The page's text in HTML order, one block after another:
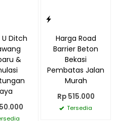
U Ditch
&
Harga Road
Barrier Beton
Bekasi
Pembatas Jalan
Murah
Rp 515.000
Tersedia